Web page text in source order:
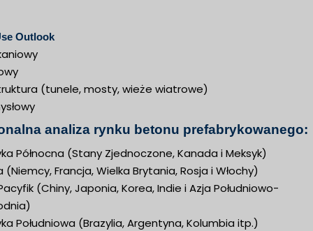
Outlook
(tunele, mosty, wieże wiatrowe)
analiza rynku betonu prefabrykowanego:
Północna (Stany Zjednoczone, Kanada i Meksyk)
(Niemcy, Francja, Wielka Brytania, Rosja i Włochy)
(Chiny, Japonia, Korea, Indie i Azja Południowo-
Południowa (Brazylia, Argentyna, Kolumbia itp.)